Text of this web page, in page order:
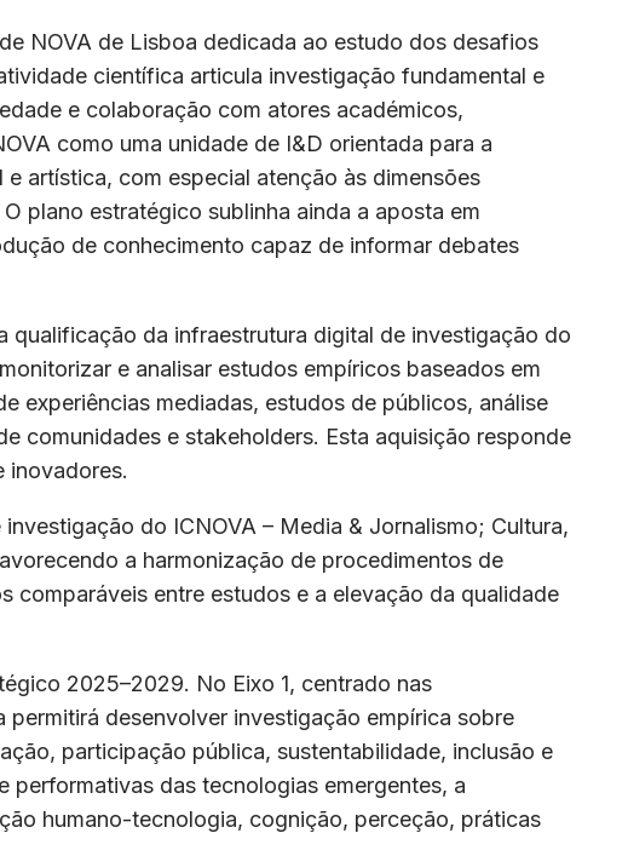
NOVA de Lisboa dedicada ao estudo dos desafios
científica articula investigação fundamental e
e colaboração com atores académicos,
como uma unidade de I&D orientada para a
artística, com especial atenção às dimensões
plano estratégico sublinha ainda a aposta em
de conhecimento capaz de informar debates
qualificação da infraestrutura digital de investigação do
e analisar estudos empíricos baseados em
experiências mediadas, estudos de públicos, análise
comunidades e stakeholders. Esta aquisição responde
inovadores.
do ICNOVA – Media & Jornalismo; Cultura,
a harmonização de procedimentos de
comparáveis entre estudos e a elevação da qualidade
2025–2029. No Eixo 1, centrado nas
desenvolver investigação empírica sobre
participação pública, sustentabilidade, inclusão e
das tecnologias emergentes, a
humano-tecnologia, cognição, perceção, práticas